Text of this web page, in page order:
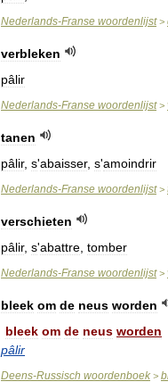
Nederlands-Franse woordenlijst>
verbleken
pâlir
Nederlands-Franse woordenlijst>
tanen
pâlir, s'abaisser, s'amoindrir
Nederlands-Franse woordenlijst>
verschieten
pâlir, s'abattre tomber
Nederlands-Franse woordenlijst>
bleek om de neus worden
bleek om de neus worden
pâlir
Deens-Russisch woordenboek >